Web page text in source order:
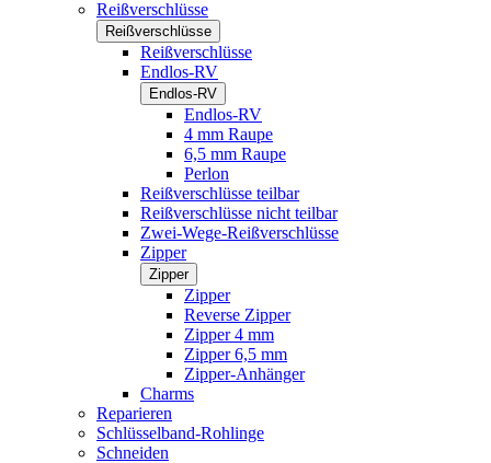
Reißverschlüsse
Reißverschlüsse
Reißverschlüsse
Endlos-RV
Endlos-RV
Endlos-RV
4 mm Raupe
6,5 mm Raupe
Perlon
Reißverschlüsse teilbar
Reißverschlüsse nicht teilbar
Zwei-Wege-Reißverschlüsse
Zipper
Zipper
Zipper
Reverse Zipper
Zipper 4 mm
Zipper 6,5 mm
Zipper-Anhänger
Charms
Reparieren
Schlüsselband-Rohlinge
Schneiden